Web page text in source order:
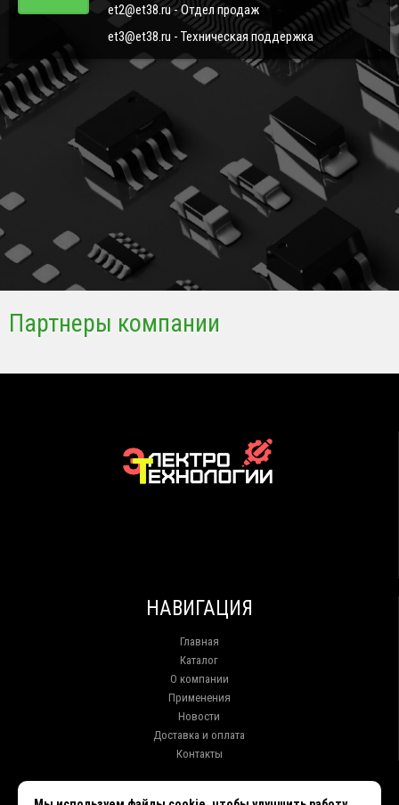
et2@et38.ru - Отдел продаж
et3@et38.ru - Техническая поддержка
Партнеры компании
НАВИГАЦИЯ
Главная
Каталог
О компании
Применения
Новости
Доставка и оплата
Контакты